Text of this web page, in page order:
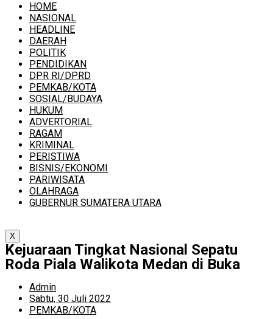
HOME
NASIONAL
HEADLINE
DAERAH
POLITIK
PENDIDIKAN
DPR RI/DPRD
PEMKAB/KOTA
SOSIAL/BUDAYA
HUKUM
ADVERTORIAL
RAGAM
KRIMINAL
PERISTIWA
BISNIS/EKONOMI
PARIWISATA
OLAHRAGA
GUBERNUR SUMATERA UTARA
X
Kejuaraan Tingkat Nasional Sepatu
Roda Piala Walikota Medan di Buka
Admin
Sabtu, 30 Juli 2022
PEMKAB/KOTA